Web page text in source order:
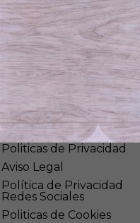
Ayuda
Politicas de Privacidad
Aviso Legal
Política de Privacidad
Redes Sociales
Politicas de Cookies